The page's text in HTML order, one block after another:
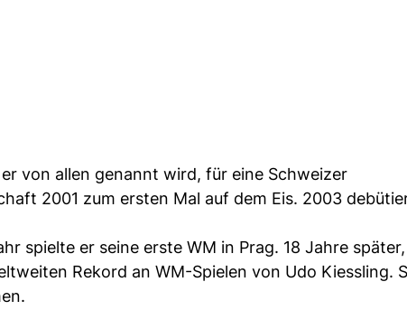
von allen genannt wird, für eine Schweizer
2001 zum ersten Mal auf dem Eis. 2003
spielte er seine erste WM in Prag. 18 Jahre später,
Rekord an WM-Spielen von Udo Kiessling.